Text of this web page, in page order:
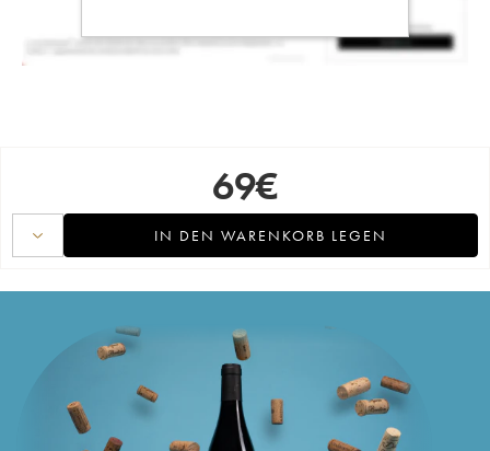
69€
IN DEN WARENKORB LEGEN